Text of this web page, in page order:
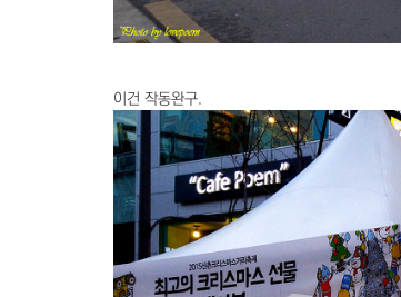
이건 작동완구.